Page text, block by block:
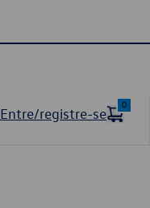
Entre/registre-se
0